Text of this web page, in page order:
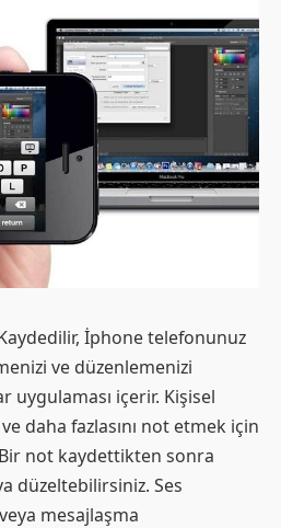
İphone telefonunuz
ve düzenlemenizi
uygulaması içerir. Kişisel
daha fazlasını not etmek için
not kaydettikten sonra
düzeltebilirsiniz. Ses
mesajlaşma